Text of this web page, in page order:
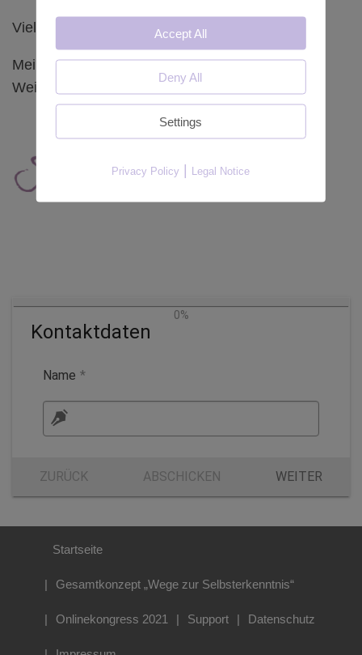
Vielen Dank!!!
Mein kleines Dankeschön hast Du ja als
Weihnachtsüberraschung bereits erhalten! 🙂
0%
Kontaktdaten
Name *
ZURÜCK ABSCHICKEN WEITER
Startseite
Gesamtkonzept „Wege zur Selbsterkenntnis“
Onlinekongress 2021 Support Datenschutz
Accept All
Deny All
Settings
Privacy Policy | Legal Notice